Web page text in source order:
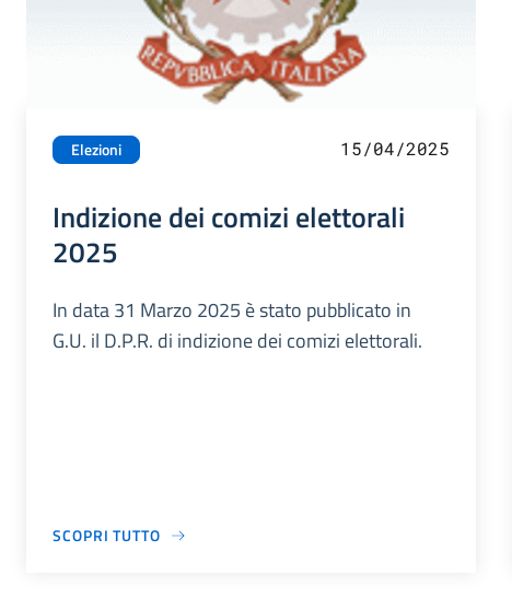
Elezioni 15/04/2025
Indizione dei comizi elettorali
2025
In data 31 Marzo 2025 è stato pubblicato in
G.U. il D.P.R. di indizione dei comizi elettorali.
SCOPRI TUTTO